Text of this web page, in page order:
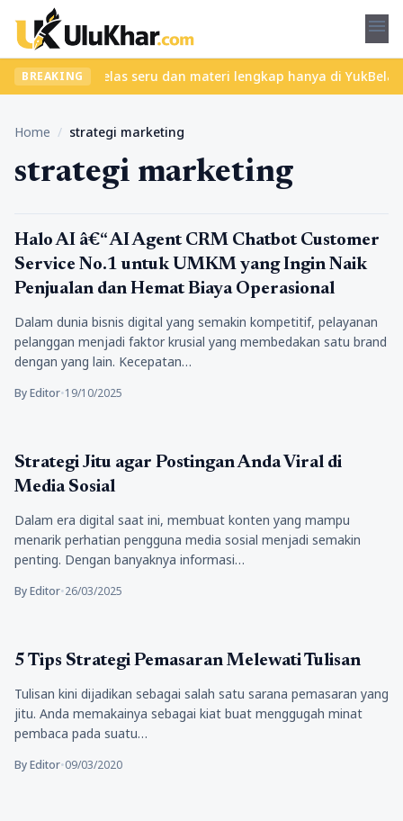
menu
BREAKING
Temukan kelas seru dan materi lengkap hanya di
Home / strategi marketing
strategi marketing
Bisnis
Halo AI â€“ AI Agent CRM Chatbot Customer
Service No.1 untuk UMKM yang Ingin Naik
Penjualan dan Hemat Biaya Operasional
Dalam dunia bisnis digital yang semakin kompetitif, pelayanan
pelanggan menjadi faktor krusial yang membedakan satu brand
dengan yang lain. Kecepatan…
By Editor•19/10/2025
Bisnis
Strategi Jitu agar Postingan Anda Viral di
Media Sosial
Dalam era digital saat ini, membuat konten yang mampu
menarik perhatian pengguna media sosial menjadi semakin
penting. Dengan banyaknya informasi…
By Editor•26/03/2025
Tips Marketing
5 Tips Strategi Pemasaran Melewati Tulisan
Tulisan kini dijadikan sebagai salah satu sarana pemasaran yang
jitu. Anda memakainya sebagai kiat buat menggugah minat
pembaca pada suatu…
By Editor•09/03/2020